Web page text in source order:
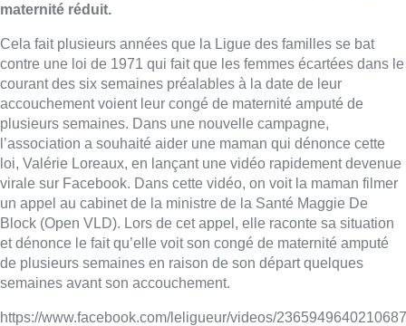
maternité réduit.
Cela fait plusieurs années que la Ligue des familles se bat
contre une loi de 1971 qui fait que les femmes écartées dans le
courant des six semaines préalables à la date de leur
accouchement voient leur congé de maternité amputé de
plusieurs semaines. Dans une nouvelle campagne,
l’association a souhaité aider une maman qui dénonce cette
loi, Valérie Loreaux, en lançant une vidéo rapidement devenue
virale sur Facebook. Dans cette vidéo, on voit la maman filmer
un appel au cabinet de la ministre de la Santé Maggie De
Block (Open VLD). Lors de cet appel, elle raconte sa situation
et dénonce le fait qu’elle voit son congé de maternité amputé
de plusieurs semaines en raison de son départ quelques
semaines avant son accouchement.
https://www.facebook.com/leligueur/videos/